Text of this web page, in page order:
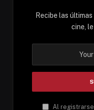
Recibe las
cine,
Al